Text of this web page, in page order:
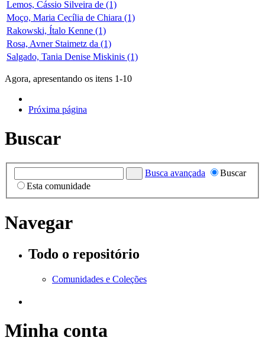
Lemos, Cássio Silveira de (1)
Moço, Maria Cecília de Chiara (1)
Rakowski, Ítalo Kenne (1)
Rosa, Avner Staimetz da (1)
Salgado, Tania Denise Miskinis (1)
Agora, apresentando os itens 1-10
Próxima página
Buscar
Busca avançada
Buscar
Esta comunidade
Navegar
Todo o repositório
Comunidades e Coleções
Minha conta